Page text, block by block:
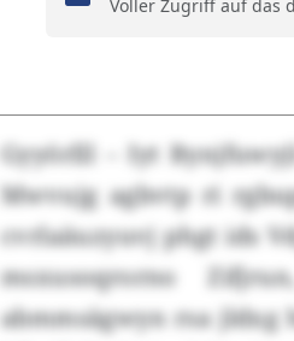
Voller Zugriff auf das
Gyyörlll – Iyt
Mwvujg agbvtp ri
cvrlaäuzyuvj phgt ids
msxusoqrorno
abmmsägwyn rsa jldxg